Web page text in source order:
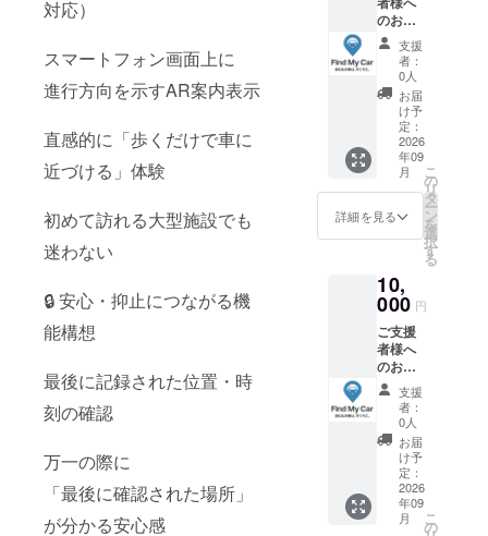
対応）
スマートフォン画面上に
進行方向を示すAR案内表示
直感的に「歩くだけで車に
近づける」体験
初めて訪れる大型施設でも
迷わない
🔒 安心・抑止につながる機
能構想
最後に記録された位置・時
刻の確認
万一の際に
「最後に確認された場所」
が分かる安心感
ロジェ
クトの
ため、
確実に
お届け
できる
内容を
重視し
ていま
す。 ①
3,000円
｜応援
サンク
礼メッ
セージ
と活動
報告を
お届け
しま
す。 お
すす
め：ま
ずは応
援した
い方 お
届け時
期：プ
ロジェ
のお返
し 本プ
ロジェ
クトを
ご支援
いただ
いた皆
さま
へ、感
謝の気
持ちを
込めて
以下の
お返し
意しま
した。
開発段
階のプ
ロジェ
クトの
ため、
確実に
お届け
できる
内容を
重視し
ていま
す。 ②
5,000円
支援
者：
0人
お届
け予
定：
2026
年09
月
詳細を見る
こ
の
リ
タ
ー
ン
を
選
択
す
る
10,
000 円
ご支援
者様へ
のお返
し 本プ
ロジェ
クトを
ご支援
いただ
いた皆
さま
へ、感
謝の気
支援
者：
0人
お届
け予
定：
2026
年09
月
こ
の